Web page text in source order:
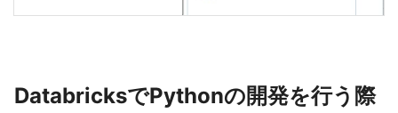
DatabricksでPythonの開発を行う際